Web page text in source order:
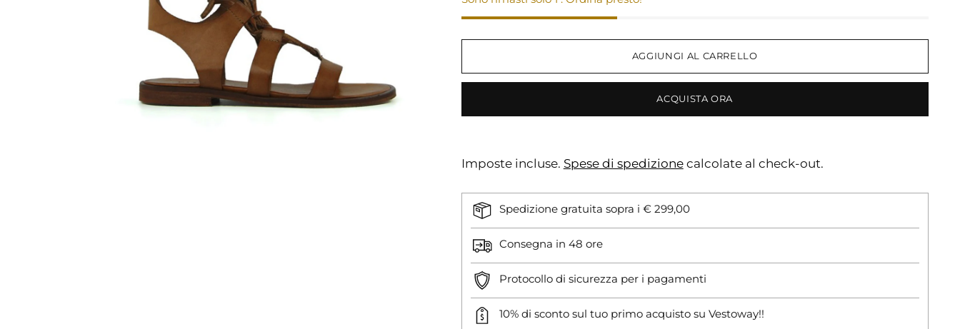
AGGIUNGI AL CARRELLO
ACQUISTA ORA
Imposte incluse. Spese di spedizionecalcolate al check-out.
Spedizione gratuita sopra i € 299,00
Consegna in 48 ore
Protocollo di sicurezza per i pagamenti
10% di sconto sul tuo primo acquisto su Vestoway!!